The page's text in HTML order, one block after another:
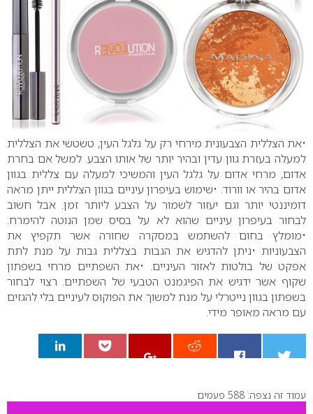
•את הצללית הצבעונית מירחי רק על גלגל העין, טשטשי את הצללית
למעלה בעזרת גוון עדין ובהיר יותר של אותו הצבע. למשל אם בחרת
אדום, מרחי אדום על גלגל העין והמשיכי למעלה עם צללית בגוון
אדום בהיר או וורוד. •שימוש בעיפרון עיניים בגוון הצללית ייתן מראה
דומיננטי יותר וגם יעזור לשמור על הצבע ליותר זמן. אבל חשוב
לבחור בעיפרון עיניים שהוא לא על בסיס שמן הנוטה להימרח.
•מומלץ בחום להשתמש במסקרה שחורה אשר תקפיץ את
הצבעוניות •ניתן להדגיש את הגבות בצללית גבות על מנת לתת
אפקט של בולטות לאזור העיניים. •את השפתיים מרחי בשפתון
שקוף אשר ידגיש את הפיגמנט הטבעי של השפתיים. רצוי לבחור
בשפתון בגוון נייטרלי על מנת למשוך את הפוקוס לעיניים בלי להגזים
עם מראה מאופר מידי.
0
עמוד זה נצפה: 588 פעמים